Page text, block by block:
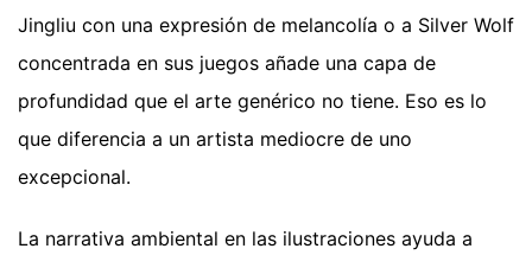
Jingliu con una expresión de melancolía o a Silver Wolf
concentrada en sus juegos añade una capa de
profundidad que el arte genérico no tiene. Eso es lo
que diferencia a un artista mediocre de uno
excepcional.
La narrativa ambiental en las ilustraciones ayuda a